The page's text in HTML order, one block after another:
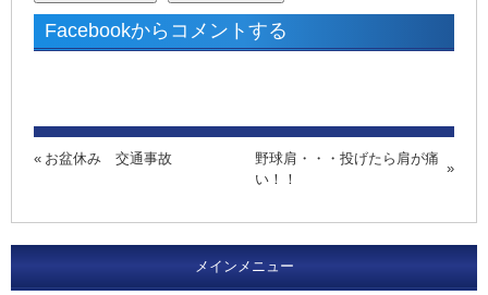
Facebookからコメントする
お盆休み 交通事故
野球肩・・・投げたら肩が痛
い！！
メインメニュー